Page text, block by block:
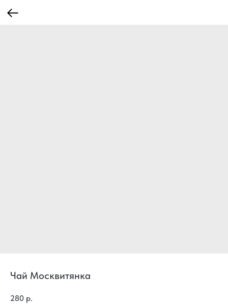
Чай Москвитянка
280 р.